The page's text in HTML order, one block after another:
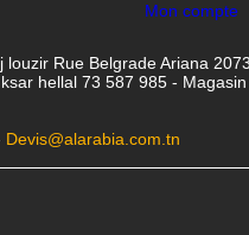
Mon compte
louzir Rue Belgrade Ariana 2073
hellal 73 587 985 -
Devis@alarabia.com.tn